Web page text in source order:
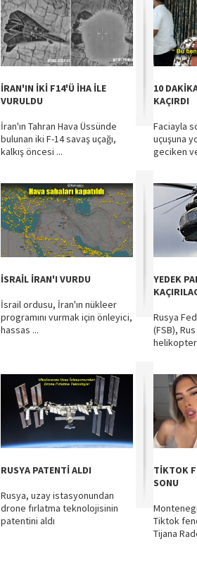
İRAN'IN İKİ F14'Ü İHA İLE
VURULDU
İran'ın Tahran Hava Üssünde
bulunan iki F-14 savaş uçağı,
kalkış öncesi ...
10
KAÇIRDI
Faciayla
uçuşuna
geciken
İSRAİL İRAN'I VURDU
İsrail ordusu, İran'ın nükleer
programını vurmak için önleyici,
hassas ...
YEDEK
Rusya
(FSB),
RUSYA PATENTİ ALDI
Rusya, uzay istasyonundan
drone fırlatma teknolojisinin
patentini aldı
TİKTOK
SONU
Tiktok
Tijana